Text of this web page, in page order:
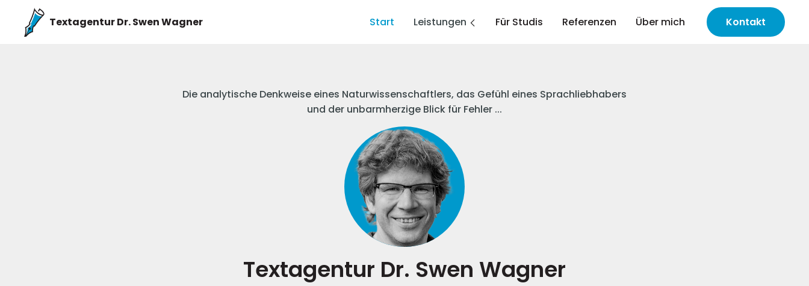
Textagentur Dr. Swen Wagner Start Leistungen Für Studis Referenzen Über mich Kontakt
Die analytische Denkweise eines Naturwissenschaftlers, das Gefühl eines Sprachliebhabers
und der unbarmherzige Blick für Fehler ...
Textagentur Dr. Swen Wagner